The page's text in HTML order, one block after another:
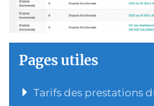
Pages utiles
Tarifs des prestations